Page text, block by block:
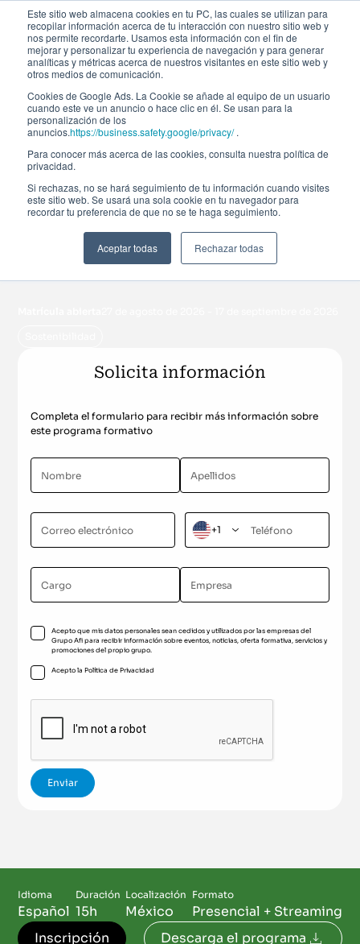
Este sitio web almacena cookies en tu PC, las cuales se utilizan para
recopilar información acerca de tu interacción con nuestro sitio web y
nos permite recordarte. Usamos esta información con el fin de
mejorar y personalizar tu experiencia de navegación y para generar
analíticas y métricas acerca de nuestros visitantes en este sitio web y
otros medios de comunicación.
Cookies de Google Ads. La Cookie se añade al equipo de un usuario
cuando este ve un anuncio o hace clic en él. Se usan para la
personalización de los
anuncios.https://business.safety.google/privacy/.
Para conocer más acerca de las cookies, consulta nuestra política de
privacidad.
Si rechazas, no se hará seguimiento de tu información cuando visites
este sitio web. Se usará una sola cookie en tu navegador para
recordar tu preferencia de que no se te haga seguimiento.
Aceptar todas Rechazar todas
Curso de especialización
Sostenibilidad y ASG:
Tendencias y Retos
futuros
Solicita información
Completa el formulario para recibir más información sobre
este programa formativo
+1
Acepto que mis datos personales sean cedidos y utilizados por las empresas del
Grupo Afi para recibir información sobre eventos, noticias, oferta formativa, servicios y
promociones del propio grupo.
Acepto laPolítica de Privacidad
Idioma
Español
Duración
15h
Localización
México
Formato
Presencial + Streaming
Inscripción
Descarga el programa